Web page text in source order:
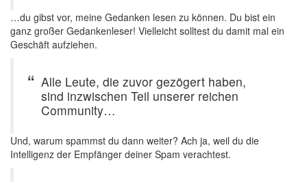
…du gibst vor, meine Gedanken lesen zu können. Du bist ein
ganz großer Gedankenleser! Vielleicht solltest du damit mal ein
Geschäft aufziehen.
Alle Leute, die zuvor gezögert haben,
sind inzwischen Teil unserer reichen
Community…
Und, warum spammst du dann weiter? Ach ja, weil du die
Intelligenz der Empfänger deiner Spam verachtest.